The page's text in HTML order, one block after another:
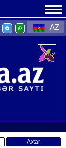
AZ
Axtar